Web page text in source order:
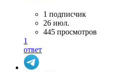
1 подписчик
26 июл.
445 просмотров
1
ответ